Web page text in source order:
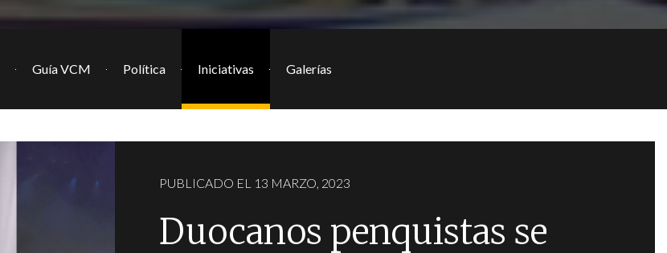
Guía VCM Política Iniciativas Galerías
PUBLICADO EL 13 MARZO, 2023
Duocanos penquistas se